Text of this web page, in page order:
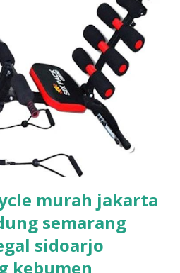
murah jakarta
semarang
sidoarjo
kebumen